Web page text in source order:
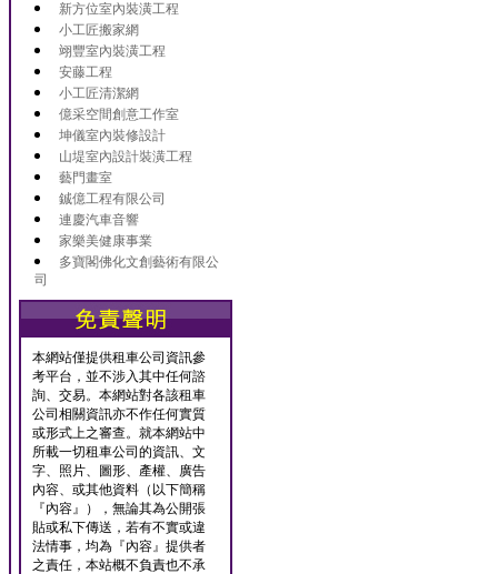
新方位室內裝潢工程
小工匠搬家網
翊豐室內裝潢工程
安藤工程
小工匠清潔網
億采空間創意工作室
坤儀室內裝修設計
山堤室內設計裝潢工程
藝門畫室
鋮億工程有限公司
連慶汽車音響
家樂美健康事業
多寶閣佛化文創藝術有限公
司
本網站僅提供租車公司資訊參
考平台，並不涉入其中任何諮
詢、交易。本網站對各該租車
公司相關資訊亦不作任何實質
或形式上之審查。就本網站中
所載一切租車公司的資訊、文
字、照片、圖形、產權、廣告
內容、或其他資料（以下簡稱
『內容』），無論其為公開張
貼或私下傳送，若有不實或違
法情事，均為『內容』提供者
之責任，本站概不負責也不承